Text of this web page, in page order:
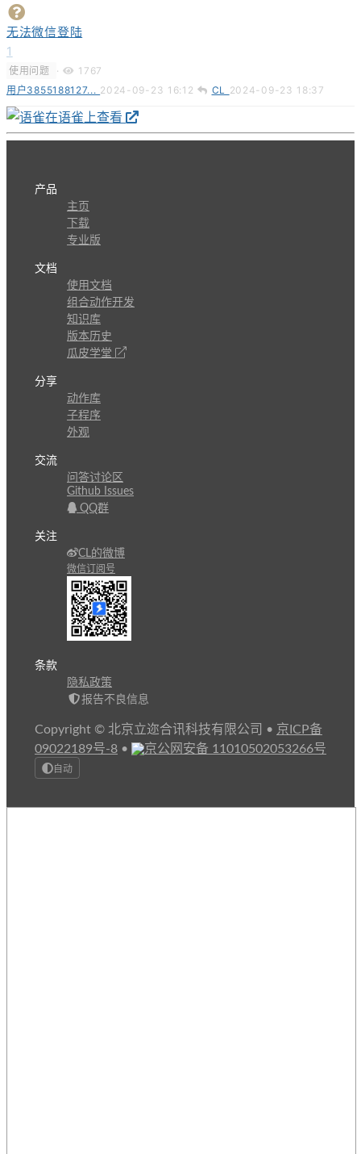
无法微信登陆
1
使用问题 ·
1767
用户3855188127... 2024-09-23 16:12 CL 2024-09-23 18:37
在语雀上查看
产品
主页
下载
专业版
文档
使用文档
组合动作开发
知识库
版本历史
瓜皮学堂
分享
动作库
子程序
外观
交流
问答讨论区
Github Issues
QQ群
关注
CL的微博
微信订阅号
条款
隐私政策
报告不良信息
Copyright © 北京立迩合讯科技有限公司 • 京ICP备
09022189号-8 • 京公网安备 11010502053266号
自动